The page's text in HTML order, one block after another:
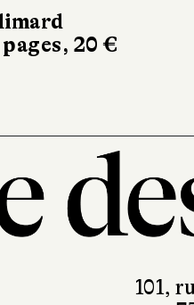
pages, 20 €
Le Livre de
240 pages,